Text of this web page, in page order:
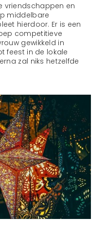
vriendschappen en
middelbare
hierdoor. Er is een
competitieve
gewikkeld in
feest in de lokale
zal niks hetzelfde